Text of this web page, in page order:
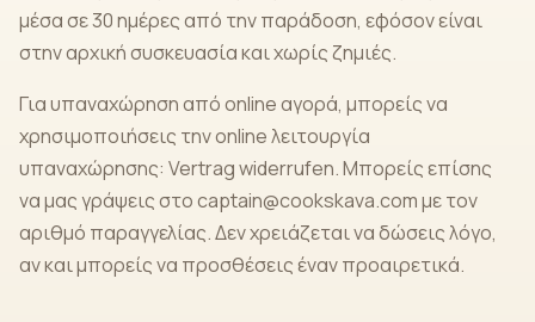
μέσα σε 30 ημέρες από την παράδοση, εφόσον είναι
στην αρχική συσκευασία και χωρίς ζημιές.
Για υπαναχώρηση από online αγορά, μπορείς να
χρησιμοποιήσεις την online λειτουργία
υπαναχώρησης: Vertrag widerrufen. Μπορείς επίσης
να μας γράψεις στοcaptain@cookskava.comμε τον
αριθμό παραγγελίας. Δεν χρειάζεται να δώσεις λόγο,
αν και μπορείς να προσθέσεις έναν προαιρετικά.